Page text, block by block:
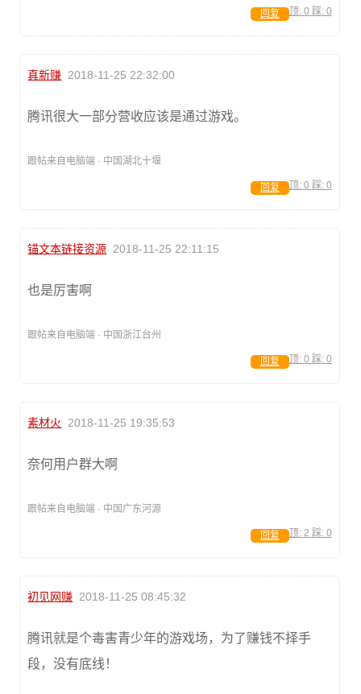
顶: 0 踩: 0
回复
真新赚 2018-11-25 22:32:00
腾讯很大一部分营收应该是通过游戏。
跟帖来自电脑端 · 中国湖北十堰
顶: 0 踩: 0
回复
锚文本链接资源 2018-11-25 22:11:15
也是厉害啊
跟帖来自电脑端 · 中国浙江台州
顶: 0 踩: 0
回复
素材火 2018-11-25 19:35:53
奈何用户群大啊
跟帖来自电脑端 · 中国广东河源
顶: 2 踩: 0
回复
初见网赚 2018-11-25 08:45:32
腾讯就是个毒害青少年的游戏场，为了赚钱不择手
段，没有底线！